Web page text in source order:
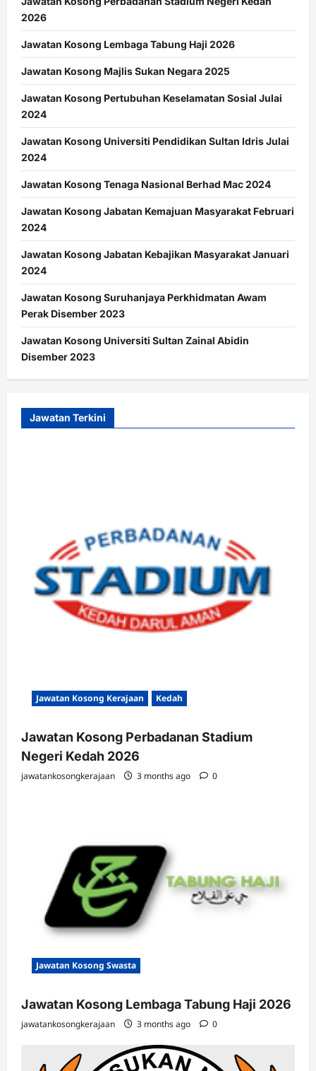
2026
Jawatan Kosong Lembaga Tabung Haji 2026
Jawatan Kosong Majlis Sukan Negara 2025
Jawatan Kosong Pertubuhan Keselamatan Sosial Julai
2024
Jawatan Kosong Universiti Pendidikan Sultan Idris Julai
2024
Jawatan Kosong Tenaga Nasional Berhad Mac 2024
Jawatan Kosong Jabatan Kemajuan Masyarakat Februari
2024
Jawatan Kosong Jabatan Kebajikan Masyarakat Januari
2024
Jawatan Kosong Suruhanjaya Perkhidmatan Awam
Perak Disember 2023
Jawatan Kosong Universiti Sultan Zainal Abidin
Disember 2023
Jawatan Terkini
Jawatan Kosong Kerajaan Kedah
Jawatan Kosong Perbadanan Stadium
Negeri Kedah 2026
jawatankosongkerajaan 3 months ago 0
Jawatan Kosong Swasta
Jawatan Kosong Lembaga Tabung Haji 2026
jawatankosongkerajaan 3 months ago 0